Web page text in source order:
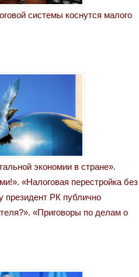
системы коснутся малого
экономии в стране».
«Налоговая перестройка без
президент РК публично
«Приговоры по делам о